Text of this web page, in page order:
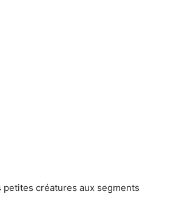
petites créatures aux segments